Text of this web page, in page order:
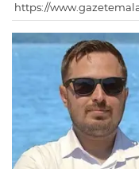
https://